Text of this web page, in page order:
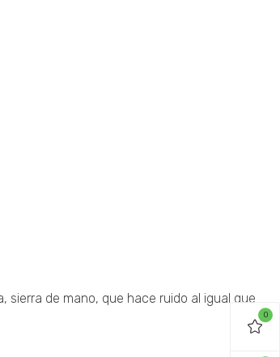
sierra de mano, que hace ruido al igual que
0